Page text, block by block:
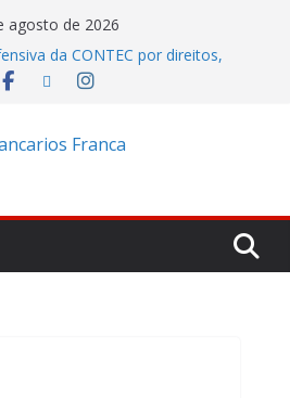
agosto de 2026
da CONTEC por direitos,
real
déficit do Saúde Caixa no colo
proposta econômica